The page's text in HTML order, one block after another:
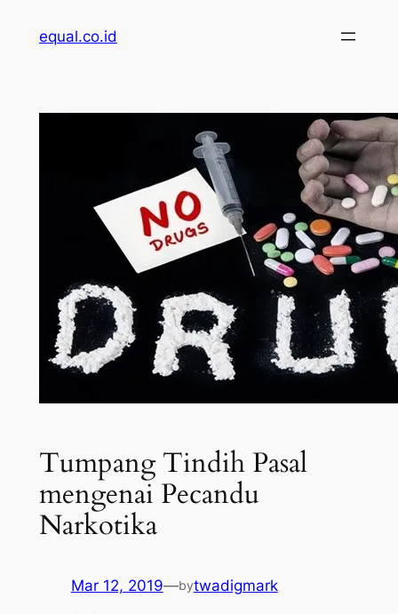
equal.co.id
Tumpang Tindih Pasal
mengenai Pecandu
Narkotika
Mar 12, 2019—bytwadigmark